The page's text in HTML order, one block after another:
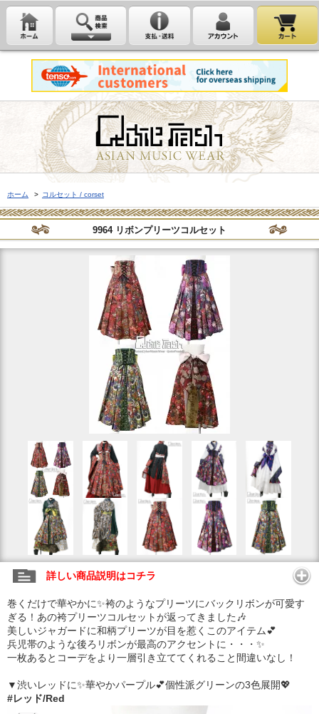
ホーム > コルセット / corset
9964 リボンプリーツコルセット
詳しい商品説明はコチラ
巻くだけで華やかに✨袴のようなプリーツにバックリボンが可愛す
ぎる！あの袴プリーツコルセットが返ってきました🎶
美しいジャガードに和柄プリーツが目を惹くこのアイテム💕
兵児帯のような後ろリボンが最高のアクセントに・・・✨
一枚あるとコーデをより一層引き立ててくれること間違いなし！
▼渋いレッドに✨華やかパープル💕個性派グリーンの3色展開💖
#レッド/Red